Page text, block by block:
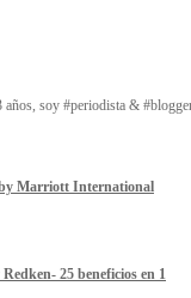
soy #periodista &
Marriott International
25 beneficios en 1